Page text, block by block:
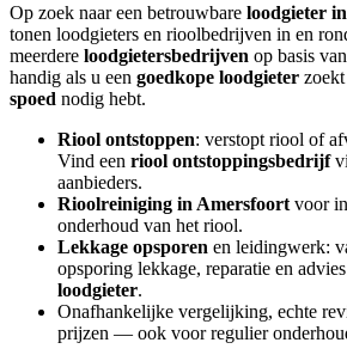
Op zoek naar een betrouwbare loodgieter in
tonen loodgieters en rioolbedrijven in en
meerdere loodgietersbedrijven op basis van
handig als u een goedkope loodgieter
spoed nodig hebt.
Riool ontstoppen: verstopt riool of
Vind een riool ontstoppingsbedrijf
aanbieders.
Rioolreiniging in Amersfoort voor
onderhoud van het riool.
Lekkage opsporen en leidingwerk:
opsporing lekkage, reparatie en
loodgieter.
Onafhankelijke vergelijking, echte
prijzen — ook voor regulier